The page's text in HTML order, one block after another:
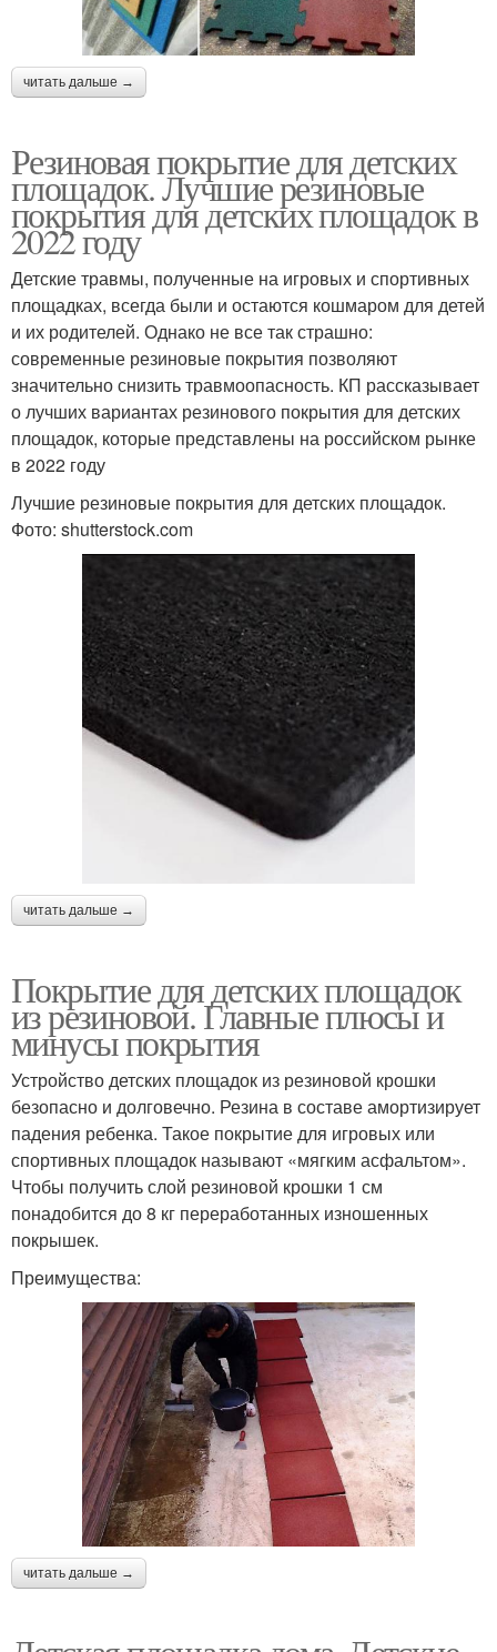
читать дальше →
Резиновая покрытие для детских
площадок. Лучшие резиновые
покрытия для детских площадок в
2022 году
Детские травмы, полученные на игровых и спортивных
площадках, всегда были и остаются кошмаром для детей
и их родителей. Однако не все так страшно:
современные резиновые покрытия позволяют
значительно снизить травмоопасность. КП рассказывает
о лучших вариантах резинового покрытия для детских
площадок, которые представлены на российском рынке
в 2022 году
Лучшие резиновые покрытия для детских площадок.
Фото: shutterstock.com
читать дальше →
Покрытие для детских площадок
из резиновой. Главные плюсы и
минусы покрытия
Устройство детских площадок из резиновой крошки
безопасно и долговечно. Резина в составе амортизирует
падения ребенка. Такое покрытие для игровых или
спортивных площадок называют «мягким асфальтом».
Чтобы получить слой резиновой крошки 1 см
понадобится до 8 кг переработанных изношенных
покрышек.
Преимущества:
читать дальше →